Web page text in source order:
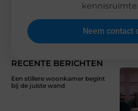
RECENTE BERICHTEN
Een stillere woonkamer begint
bij de juiste wand
Neem contact